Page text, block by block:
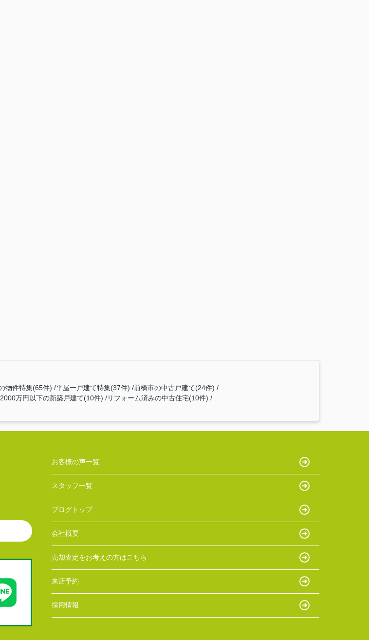
物件特集(65件) 平屋一戸建て特集(37件) 前橋市の中古戸建て(24件)
2000万円以下の新築戸建て(10件)
リフォーム済みの中古住宅(10件)
お客様の声一覧
スタッフ一覧
ブログトップ
会社概要
売却査定をお考えの方はこちら
来店予約
採用情報